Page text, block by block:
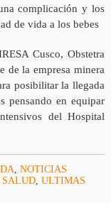
complicación y los
de vida a los bebes
Cusco, Obstetra
de la empresa minera
posibilitar la llegada
pensando en equipar
del Hospital
, NOTICIAS
SALUD, ULTIMAS